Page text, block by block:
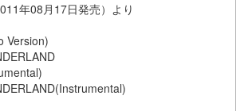
年08月17日発売）より
Version)